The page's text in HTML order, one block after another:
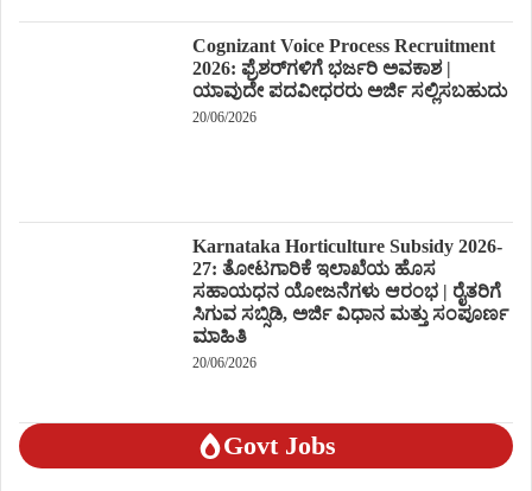
Cognizant Voice Process Recruitment
2026: ಫ್ರೆಶರ್‌ಗಳಿಗೆ ಭರ್ಜರಿ ಅವಕಾಶ |
ಯಾವುದೇ ಪದವೀಧರರು ಅರ್ಜಿ ಸಲ್ಲಿಸಬಹುದು
20/06/2026
Karnataka Horticulture Subsidy 2026-
27: ತೋಟಗಾರಿಕೆ ಇಲಾಖೆಯ ಹೊಸ
ಸಹಾಯಧನ ಯೋಜನೆಗಳು ಆರಂಭ | ರೈತರಿಗೆ
ಸಿಗುವ ಸಬ್ಸಿಡಿ, ಅರ್ಜಿ ವಿಧಾನ ಮತ್ತು ಸಂಪೂರ್ಣ
ಮಾಹಿತಿ
20/06/2026
Govt Jobs